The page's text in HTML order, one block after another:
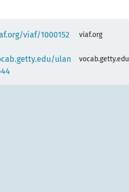
viaf/1000152
viaf.org
ulan
vocab.getty.edu